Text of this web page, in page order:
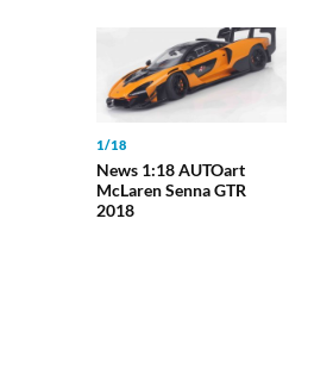
1/18
News 1:18 AUTOart
McLaren Senna GTR
2018